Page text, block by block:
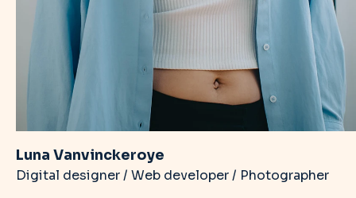
Luna Vanvinckeroye
Digital designer / Web developer / Photographer